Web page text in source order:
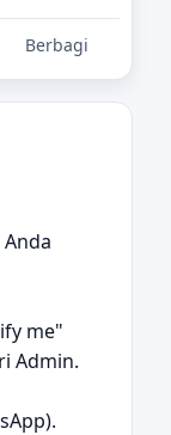
Berbagi
me"
Admin.